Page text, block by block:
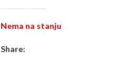
Nema na stanju
Share: